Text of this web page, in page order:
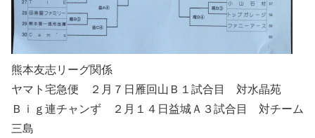
熊本友志リーグ関係
ヤマト宅急便 ２月７日雁回山Ｂ１試合目 対水晶苑
Ｂｉｇ連チャンず ２月１４日益城Ａ３試合目 対チーム
三島